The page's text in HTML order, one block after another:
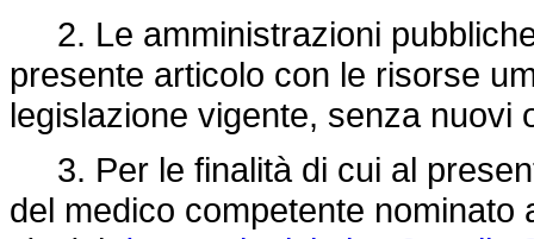
2. Le amministrazioni
presente articolo con le risorse
legislazione vigente, senza nuovi
3. Per le finalità di cui al
del medico competente